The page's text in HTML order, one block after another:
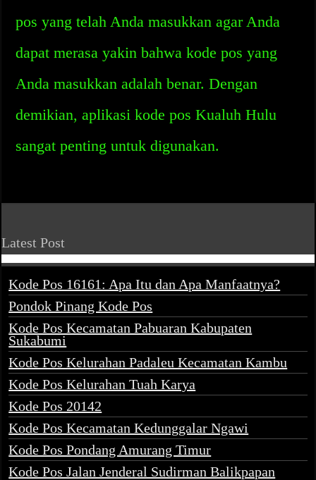
pos yang telah Anda masukkan agar Anda
dapat merasa yakin bahwa kode pos yang
Anda masukkan adalah benar. Dengan
demikian, aplikasi kode pos Kualuh Hulu
sangat penting untuk digunakan.
Latest Post
Kode Pos 16161: Apa Itu dan Apa Manfaatnya?
Pondok Pinang Kode Pos
Kode Pos Kecamatan Pabuaran Kabupaten
Sukabumi
Kode Pos Kelurahan Padaleu Kecamatan Kambu
Kode Pos Kelurahan Tuah Karya
Kode Pos 20142
Kode Pos Kecamatan Kedunggalar Ngawi
Kode Pos Pondang Amurang Timur
Kode Pos Jalan Jenderal Sudirman Balikpapan